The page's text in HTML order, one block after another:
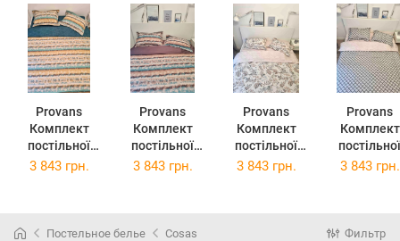
Provans
Комплект
постільної
білизни
Сімейний
Provans
Комплект
постільної
білизни
(026257)
Provans
Комплект
постільної
білизни
Provans
Комплект
постільної
білизни
Сімейний
3 843 грн. 3 843 грн. 3 843 грн. 3 843 грн.
Постельное белье Cosas Фильтр